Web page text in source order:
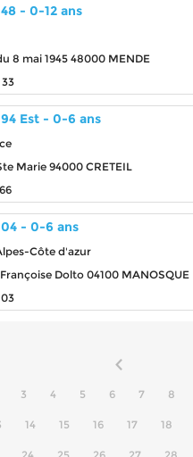
- 0-12 ans
8 mai 1945 48000 MENDE
94 Est - 0-6 ans
Marie 94000 CRETEIL
04 - 0-6 ans
Côte d'azur
Dolto 04100 MANOSQUE
3 4 5 6 7 8
14 15 16 17 18